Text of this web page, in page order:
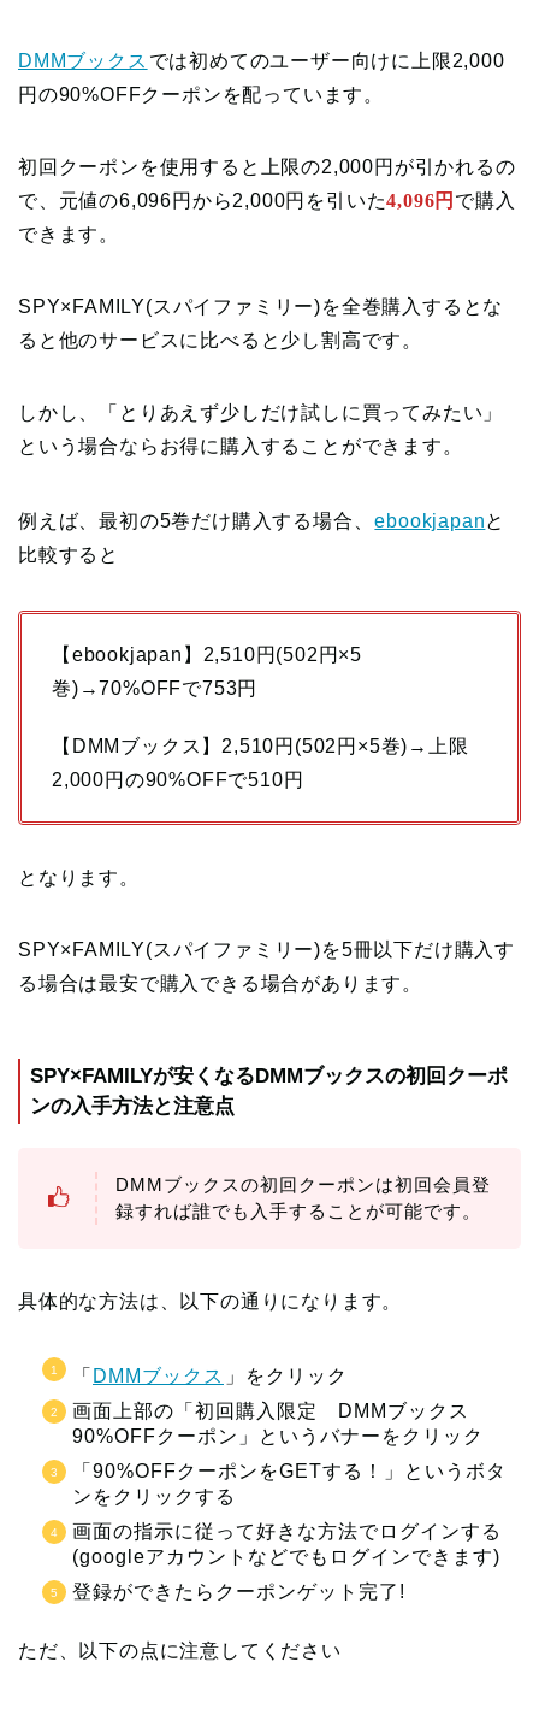
DMMブックス では初めてのユーザー向けに上限2,000
円の90%OFFクーポンを配っています。
初回クーポンを使用すると上限の2,000円が引かれるの
で、元値の6,096円から2,000円を引いた4,096円 で購入
できます。
SPY×FAMILY(スパイファミリー)を全巻購入するとな
ると他のサービスに比べると少し割高です。
しかし、「とりあえず少しだけ試しに買ってみたい」
という場合ならお得に購入することができます。
例えば、最初の5巻だけ購入する場合、 ebookjapanと
比較すると
【ebookjapan】2,510円(502円×5
巻)→70%OFFで753円
【DMMブックス】2,510円(502円×5巻)→上限
2,000円の90%OFFで510円
となります。
SPY×FAMILY(スパイファミリー)を5冊以下だけ購入す
る場合は最安で購入できる場合があります。
SPY×FAMILYが安くなるDMMブックスの初回クーポ
ンの入手方法と注意点
DMMブックスの初回クーポンは初回会員登
録すれば誰でも入手することが可能です。
具体的な方法は、以下の通りになります。
「 DMMブックス 」をクリック
画面上部の「初回購入限定 DMMブックス
90%OFFクーポン」というバナーをクリック
「90%OFFクーポンをGETする！」というボタ
ンをクリックする
画面の指示に従って好きな方法でログインする
(googleアカウントなどでもログインできます)
登録ができたらクーポンゲット完了!
ただ、以下の点に注意してください